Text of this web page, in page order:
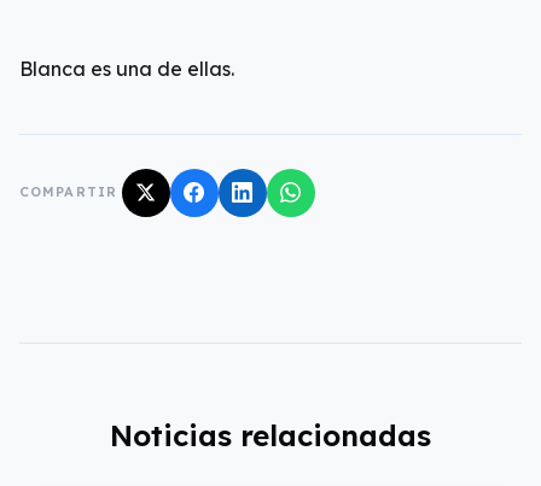
Blanca es una de ellas.
COMPARTIR
Noticias relacionadas